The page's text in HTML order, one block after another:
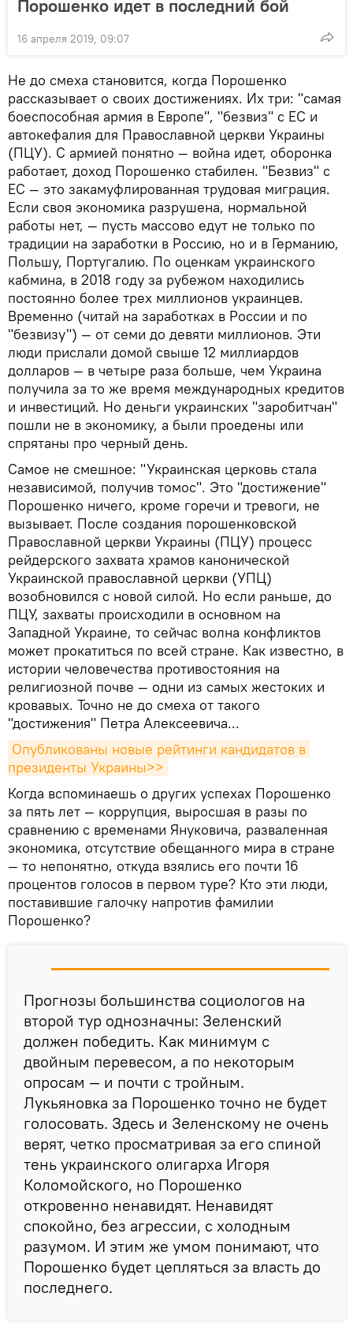
Порошенко идет в последний бой
16 апреля 2019, 09:07
Не до смеха становится, когда Порошенко
рассказывает о своих достижениях. Их три: "самая
боеспособная армия в Европе", "безвиз" с ЕС и
автокефалия для Православной церкви Украины
(ПЦУ). С армией понятно — война идет, оборонка
работает, доход Порошенко стабилен. "Безвиз" с
ЕС — это закамуфлированная трудовая миграция.
Если своя экономика разрушена, нормальной
работы нет, — пусть массово едут не только по
традиции на заработки в Россию, но и в Германию,
Польшу, Португалию. По оценкам украинского
кабмина, в 2018 году за рубежом находились
постоянно более трех миллионов украинцев.
Временно (читай на заработках в России и по
"безвизу") — от семи до девяти миллионов. Эти
люди прислали домой свыше 12 миллиардов
долларов — в четыре раза больше, чем Украина
получила за то же время международных кредитов
и инвестиций. Но деньги украинских "заробитчан"
пошли не в экономику, а были проедены или
спрятаны про черный день.
Самое не смешное: "Украинская церковь стала
независимой, получив томос". Это "достижение"
Порошенко ничего, кроме горечи и тревоги, не
вызывает. После создания порошенковской
Православной церкви Украины (ПЦУ) процесс
рейдерского захвата храмов канонической
Украинской православной церкви (УПЦ)
возобновился с новой силой. Но если раньше, до
ПЦУ, захваты происходили в основном на
Западной Украине, то сейчас волна конфликтов
может прокатиться по всей стране. Как известно, в
истории человечества противостояния на
религиозной почве — одни из самых жестоких и
кровавых. Точно не до смеха от такого
"достижения" Петра Алексеевича...
Опубликованы новые рейтинги кандидатов в
президенты Украины>>
Когда вспоминаешь о других успехах Порошенко
за пять лет — коррупция, выросшая в разы по
сравнению с временами Януковича, разваленная
экономика, отсутствие обещанного мира в стране
— то непонятно, откуда взялись его почти 16
процентов голосов в первом туре? Кто эти люди,
поставившие галочку напротив фамилии
Порошенко?
Прогнозы большинства социологов на
второй тур однозначны: Зеленский
должен победить. Как минимум с
двойным перевесом, а по некоторым
опросам — и почти с тройным.
Лукьяновка за Порошенко точно не будет
голосовать. Здесь и Зеленскому не очень
верят, четко просматривая за его спиной
тень украинского олигарха Игоря
Коломойского, но Порошенко
откровенно ненавидят. Ненавидят
спокойно, без агрессии, с холодным
разумом. И этим же умом понимают, что
Порошенко будет цепляться за власть до
последнего.